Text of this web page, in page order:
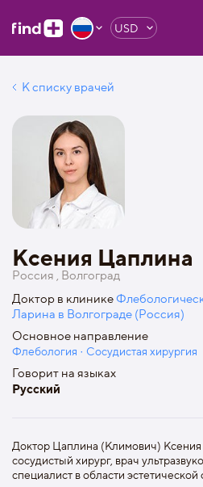
USD
К списку врачей
Ксения Цаплина
Россия , Волгоград
Доктор в клинике
Ларина в Волгограде (Россия)
Основное направление
Флебология · Сосудистая хирургия
Говорит на языках
Русский
Доктор Цаплина (Климович)
сосудистый хирург, врач
специалист в области эстетической